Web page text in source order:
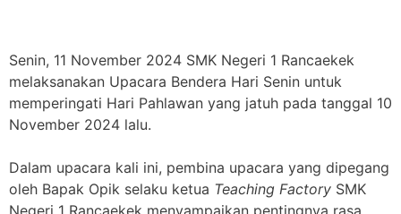
Senin, 11 November 2024 SMK Negeri 1 Rancaekek
melaksanakan Upacara Bendera Hari Senin untuk
memperingati Hari Pahlawan yang jatuh pada tanggal 10
November 2024 lalu.
Dalam upacara kali ini, pembina upacara yang dipegang
oleh Bapak Opik selaku ketua Teaching Factory SMK
Negeri 1 Rancaekek menyampaikan pentingnya rasa